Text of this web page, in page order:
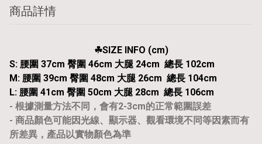
商品詳情
☘︎SIZE INFO (cm)
S: 腰圍 37cm 臀圍 46cm 大腿 24cm 總長 102cm
M: 腰圍 39cm 臀圍 48cm 大腿 26cm 總長 104cm
L: 腰圍 41cm 臀圍 50cm 大腿 28cm 總長 106cm
- 根據測量方法不同，會有2-3cm的正常範圍誤差
- 商品顏色可能因光線、顯示器、觀看環境不同等因素而有
所差異，產品以實物顏色為準